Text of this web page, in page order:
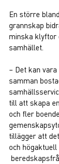
En större
grannskap
minska
samhället.
– Det kan
samman
till att skapa
och fler
tillägger att
och